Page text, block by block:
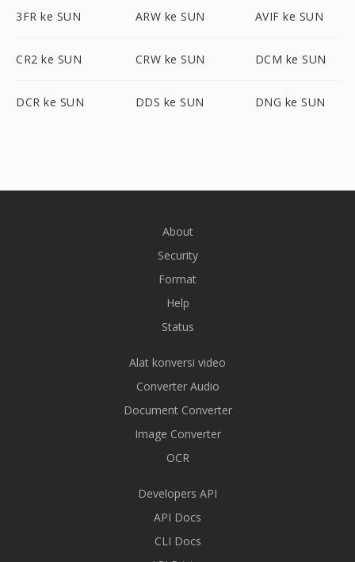
3FR ke SUN ARW ke SUN AVIF ke SUN
CR2 ke SUN CRW ke SUN DCM ke SUN
DCR ke SUN DDS ke SUN DNG ke SUN
About
Security
Format
Help
Status
Alat konversi video
Converter Audio
Document Converter
Image Converter
OCR
Developers API
API Docs
CLI Docs